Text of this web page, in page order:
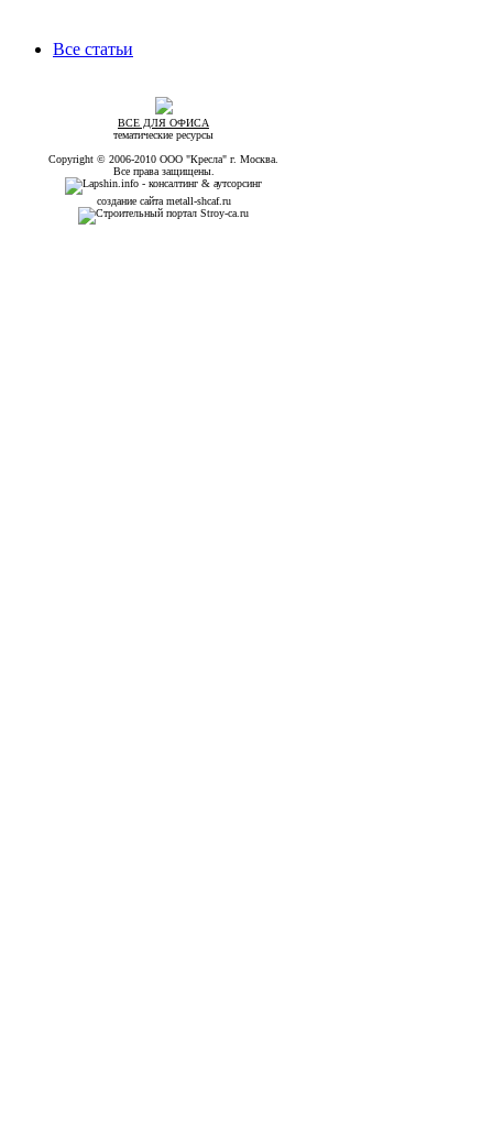
Все статьи
ВСЕ ДЛЯ ОФИСА
тематические ресурсы
Copyright © 2006-2010 ООО "Кресла" г. Москва.
Все права защищены.
создание сайта metall-shcaf.ru